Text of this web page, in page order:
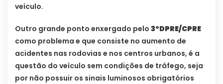
veículo.
Outro grande ponto enxergado pelo 3ºDPRE/CPRE
como problema e que consiste no aumento de
acidentes nas rodovias e nos centros urbanos, é a
questão do veículo sem condições de tráfego, seja
por não possuir os sinais luminosos obrigatórios